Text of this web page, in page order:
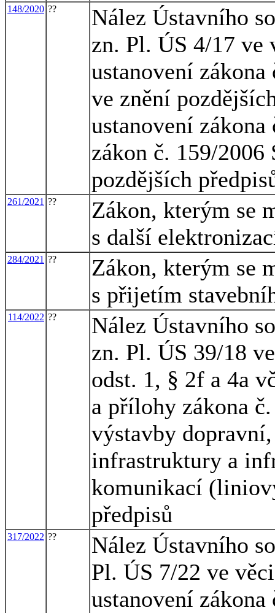
148/2020 ??
Nález Ústavního
zn. Pl. ÚS 4/17 ve
ustanovení
ve znění
ustanovení
zákon č. 159/2006
pozdějších
261/2021 ??
Zákon, kterým se
s další
284/2021 ??
Zákon, kterým se
s přijetím
114/2022 ??
Nález Ústavního
zn. Pl. ÚS 39/18
odst. 1, § 2f a 4a
a přílohy zákona
výstavby
infrastruktury a
komunikací
předpisů
317/2022 ??
Nález Ústavního
Pl. ÚS 7/22 ve
ustanovení